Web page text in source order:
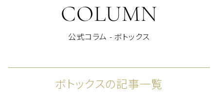
COLUMN
公式コラム - ボトックス
ボトックスの記事一覧